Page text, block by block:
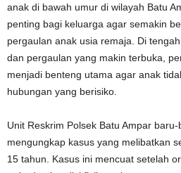
anak di bawah umur di wilayah Batu
penting bagi keluarga agar semakin
pergaulan anak usia remaja. Di
dan pergaulan yang makin terbuka,
menjadi benteng utama agar anak
hubungan yang berisiko.
Unit Reskrim Polsek Batu Ampar
mengungkap kasus yang melibatkan
15 tahun. Kasus ini mencuat setelah